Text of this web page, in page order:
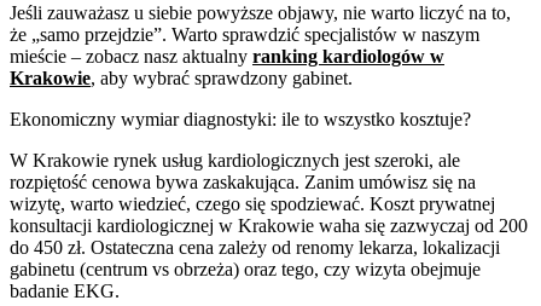
Jeśli zauważasz u siebie powyższe objawy, nie warto liczyć na to,
że „samo przejdzie”. Warto sprawdzić specjalistów w naszym
mieście – zobacz nasz aktualny ranking kardiologów w
Krakowie, aby wybrać sprawdzony gabinet.
Ekonomiczny wymiar diagnostyki: ile to wszystko kosztuje?
W Krakowie rynek usług kardiologicznych jest szeroki, ale
rozpiętość cenowa bywa zaskakująca. Zanim umówisz się na
wizytę, warto wiedzieć, czego się spodziewać. Koszt prywatnej
konsultacji kardiologicznej w Krakowie waha się zazwyczaj od 200
do 450 zł. Ostateczna cena zależy od renomy lekarza, lokalizacji
gabinetu (centrum vs obrzeża) oraz tego, czy wizyta obejmuje
badanie EKG.